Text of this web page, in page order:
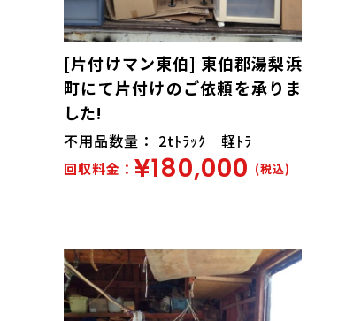
[片付けマン東伯] 東伯郡湯梨浜
町にて片付けのご依頼を承りま
した!
不用品数量： 2tﾄﾗｯｸ 軽ﾄﾗ
回収料金： ¥180,000 (税込)